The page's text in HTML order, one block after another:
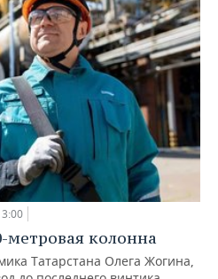
колонна
Татарстана Олега Жогина,